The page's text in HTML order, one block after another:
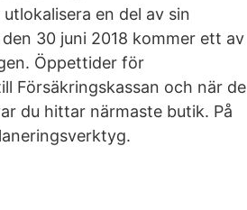
en del av sin
30 juni 2018 kommer ett av
Öppettider för
Försäkringskassan och när de
du hittar närmaste butik. På